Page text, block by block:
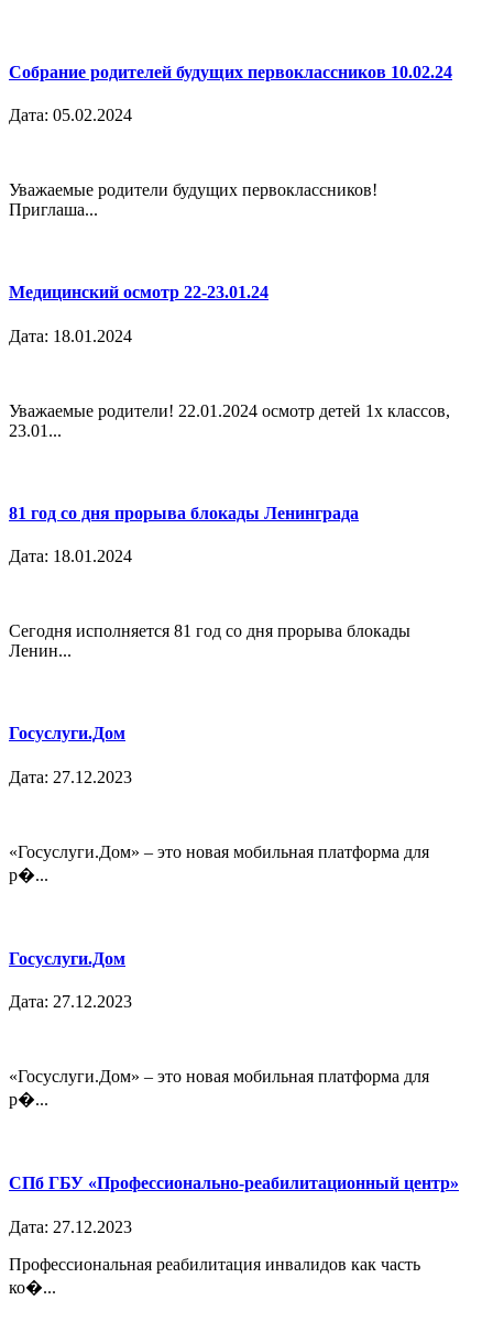
Собрание родителей будущих первоклассников 10.02.24
Дата: 05.02.2024
Уважаемые родители будущих первоклассников!
Приглаша...
Медицинский осмотр 22-23.01.24
Дата: 18.01.2024
Уважаемые родители! 22.01.2024 осмотр детей 1х классов,
23.01...
81 год со дня прорыва блокады Ленинграда
Дата: 18.01.2024
Сегодня исполняется 81 год со дня прорыва блокады
Ленин...
Госуслуги.Дом
Дата: 27.12.2023
«Госуслуги.Дом» – это новая мобильная платформа для
р�...
Госуслуги.Дом
Дата: 27.12.2023
«Госуслуги.Дом» – это новая мобильная платформа для
р�...
СПб ГБУ «Профессионально-реабилитационный центр»
Дата: 27.12.2023
Профессиональная реабилитация инвалидов как часть
ко�...